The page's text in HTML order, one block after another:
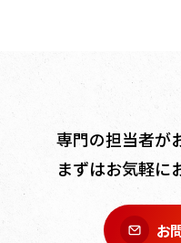
専門の担当者が
まずはお気軽に
お